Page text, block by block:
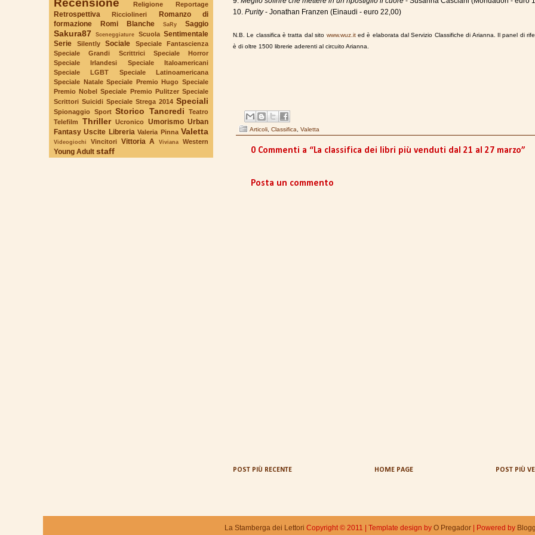
Recensione Religione Reportage
Retrospettiva Ricciolineri
Romanzo di
formazione
Romi Blanche SaRy Saggio
Sakura87 Sceneggiature Scuola Sentimentale
Serie
Silently Sociale
Speciale Fantascienza
Speciale Grandi Scrittrici
Speciale Horror
Speciale Irlandesi
Speciale Italoamericani
Speciale LGBT
Speciale Latinoamericana
Speciale Natale Speciale Premio Hugo Speciale
Premio Nobel Speciale Premio Pulitzer Speciale
Scrittori Suicidi Speciale Strega 2014 Speciali
Spionaggio Sport Storico Tancredi
Teatro
Telefilm
Thriller Ucronico Umorismo Urban
Fantasy Uscite Libreria Valeria Pinna Valetta
Videogiochi Vincitori Vittoria A Viviana Western
Young Adult staff
10. Purity- Jonathan Franzen (Einaudi - euro 22,00)
N.B. Le classifica è tratta dal sito www.wuz.ited è elaborata dal Servizio Classifiche di Arianna. Il panel di
è di oltre 1500 librerie aderenti al circuito Arianna.
Articoli Classifica Valetta
0 Commenti a “La classifica dei libri più venduti dal 21 al 27 marzo”
Posta un commento
POST PIÙ RECENTE POST PIÙ
HOME PAGE
La Stamberga dei Lettori Copyright © 2011 | Template design by O Pregador | Powered by